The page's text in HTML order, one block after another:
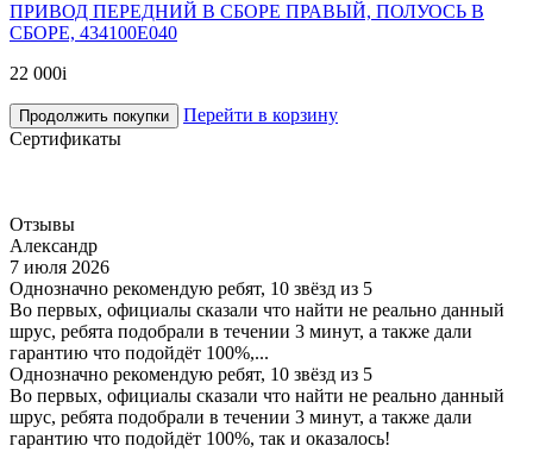
ПРИВОД ПЕРЕДНИЙ В СБОРЕ ПРАВЫЙ, ПОЛУОСЬ В
СБОРЕ, 434100E040
22 000i
Продолжить покупки
Перейти в корзину
Сертификаты
Отзывы
Александр
7 июля 2026
Однозначно рекомендую ребят, 10 звёзд из 5
Во первых, официалы сказали что найти не реально данный
шрус, ребята подобрали в течении 3 минут, а также дали
гарантию что подойдёт 100%,...
Однозначно рекомендую ребят, 10 звёзд из 5
Во первых, официалы сказали что найти не реально данный
шрус, ребята подобрали в течении 3 минут, а также дали
гарантию что подойдёт 100%, так и оказалось!